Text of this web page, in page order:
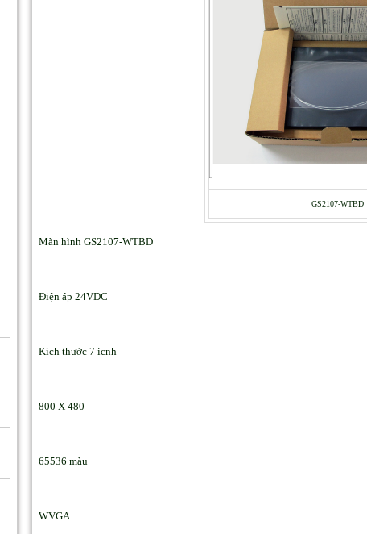
GS2107-WTBD
Màn hình GS2107-WTBD
Điện áp 24VDC
Kích thước 7 icnh
800 X 480
65536 màu
WVGA